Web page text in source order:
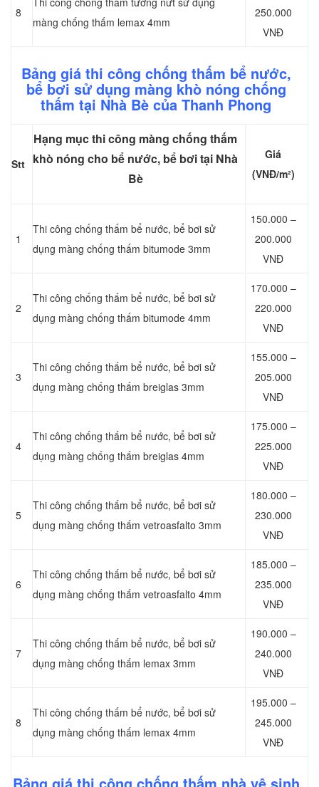
8
màng chống thấm lemax 4mm
250.000
VNĐ
Bảng giá thi công chống thấm bể nước,
bể bơi sử dụng màng khò nóng chống
thấm tại Nhà Bè của Thanh Phong
Stt
Hạng mục thi công màng chống thấm
khò nóng cho bể nước, bể bơi tại Nhà
Bè
Giá
(VNĐ/m²)
1
Thi công chống thấm bể nước, bể bơi sử
dụng màng chống thấm bitumode 3mm
150.000 –
200.000
VNĐ
2
Thi công chống thấm bể nước, bể bơi sử
dụng màng chống thấm bitumode 4mm
170.000 –
220.000
VNĐ
3
Thi công chống thấm bể nước, bể bơi sử
dụng màng chống thấm breiglas 3mm
155.000 –
205.000
VNĐ
4
Thi công chống thấm bể nước, bể bơi sử
dụng màng chống thấm breiglas 4mm
175.000 –
225.000
VNĐ
5
Thi công chống thấm bể nước, bể bơi sử
dụng màng chống thấm vetroasfalto 3mm
180.000 –
230.000
VNĐ
6
Thi công chống thấm bể nước, bể bơi sử
dụng màng chống thấm vetroasfalto 4mm
185.000 –
235.000
VNĐ
7
Thi công chống thấm bể nước, bể bơi sử
dụng màng chống thấm lemax 3mm
190.000 –
240.000
VNĐ
8
Thi công chống thấm bể nước, bể bơi sử
dụng màng chống thấm lemax 4mm
195.000 –
245.000
VNĐ